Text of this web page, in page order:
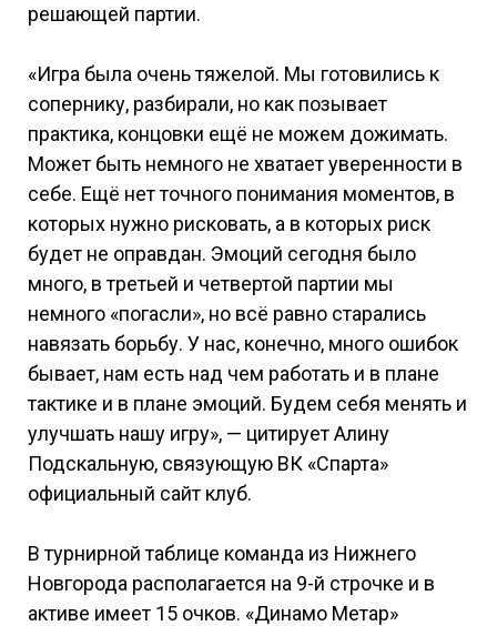
решающей партии.
«Игра была очень тяжелой. Мы готовились к
сопернику, разбирали, но как позывает
практика, концовки ещё не можем дожимать.
Может быть немного не хватает уверенности в
себе. Ещё нет точного понимания моментов, в
которых нужно рисковать, а в которых риск
будет не оправдан. Эмоций сегодня было
много, в третьей и четвертой партии мы
немного «погасли», но всё равно старались
навязать борьбу. У нас, конечно, много ошибок
бывает, нам есть над чем работать и в плане
тактике и в плане эмоций. Будем себя менять и
улучшать нашу игру», — цитирует Алину
Подскальную, связующую ВК «Спарта»
официальный сайт клуб.
В турнирной таблице команда из Нижнего
Новгорода располагается на 9-й строчке и в
активе имеет 15 очков. «Динамо Метар»